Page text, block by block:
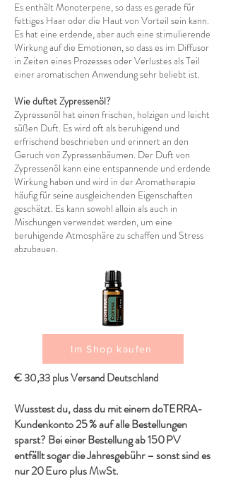
Es enthält Monoterpene, so dass es gerade für
fettiges Haar oder die Haut von Vorteil sein kann.
Es hat eine erdende, aber auch eine stimulierende
Wirkung auf die Emotionen, so dass es im Diffusor
in Zeiten eines Prozesses oder Verlustes als Teil
einer aromatischen Anwendung sehr beliebt ist.
Wie duftet Zypressenöl?
Zypressenöl hat einen frischen, holzigen und leicht
süßen Duft. Es wird oft als beruhigend und
erfrischend beschrieben und erinnert an den
Geruch von Zypressenbäumen. Der Duft von
Zypressenöl kann eine entspannende und erdende
Wirkung haben und wird in der Aromatherapie
häufig für seine ausgleichenden Eigenschaften
geschätzt. Es kann sowohl allein als auch in
Mischungen verwendet werden, um eine
beruhigende Atmosphäre zu schaffen und Stress
abzubauen.
Im Shop kaufen
€ 30,33 plus Versand Deutschland
Wusstest du, dass du mit einem doTERRA-
Kundenkonto 25 % auf alle Bestellungen
sparst? Bei einer Bestellung ab 150 PV
entfällt sogar die Jahresgebühr – sonst sind es
nur 20 Euro plus MwSt.